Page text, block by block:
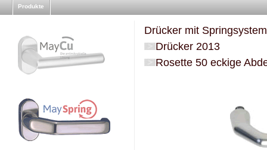
Produkte
Drücker mit
Drücker 2013
Rosette 50 eckige